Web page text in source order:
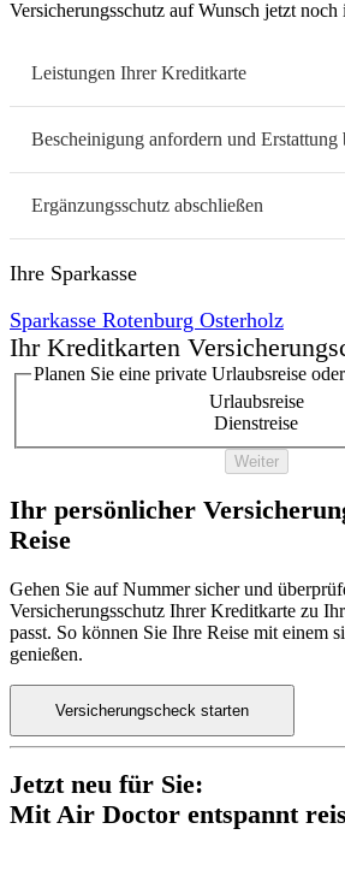
Versicherungsschutz auf Wunsch jetzt
Leistungen Ihrer Kreditkarte
Bescheinigung anfordern und Erstattung
Ergänzungsschutz abschließen
Ihre Sparkasse
Sparkasse Rotenburg Osterholz
Ihr Kreditkarten
Planen Sie eine private
Urlaubsreise
Dienstreise
Weiter
Ihr persönlicher
Reise
Gehen Sie auf Nummer sicher und
Versicherungsschutz Ihrer Kreditkarte zu
passt. So können Sie Ihre Reise mit einem
genießen.
Versicherungscheck starten
Jetzt neu für Sie:
Mit Air Doctor entspannt